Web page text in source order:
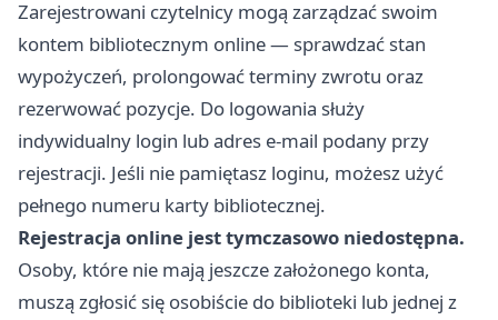
Zarejestrowani czytelnicy mogą zarządzać swoim
kontem bibliotecznym online — sprawdzać stan
wypożyczeń, prolongować terminy zwrotu oraz
rezerwować pozycje. Do logowania służy
indywidualny login lub adres e-mail podany przy
rejestracji. Jeśli nie pamiętasz loginu, możesz użyć
pełnego numeru karty bibliotecznej.
Rejestracja online jest tymczasowo niedostępna.
Osoby, które nie mają jeszcze założonego konta,
muszą zgłosić się osobiście do biblioteki lub jednej z